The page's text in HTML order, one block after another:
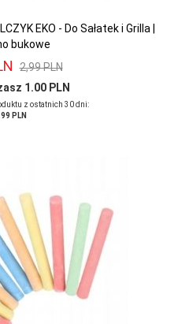
EKO - Do Sałatek i Grilla |
bukowe
2,99 PLN
1.00 PLN
z ostatnich 30 dni:
PLN